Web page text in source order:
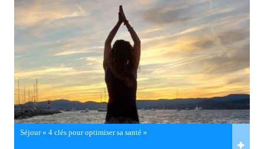
Séjour « 4 clés pour optimiser sa santé »